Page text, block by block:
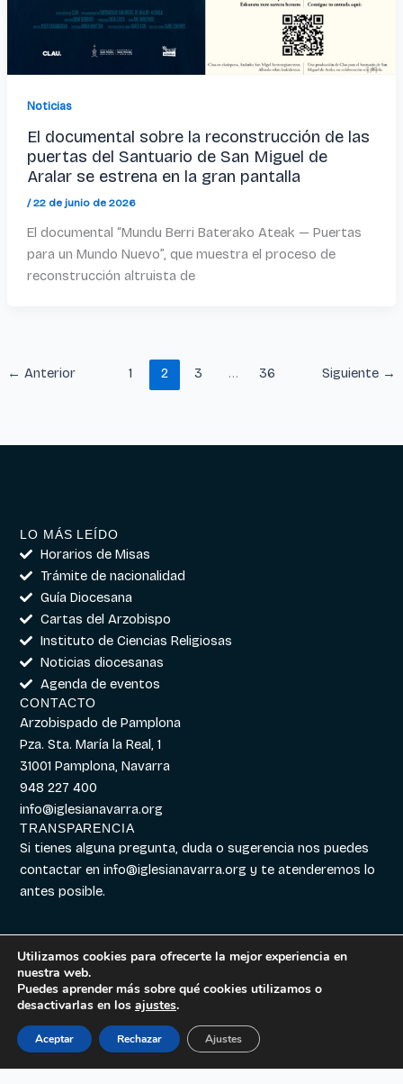
Noticias
El documental sobre la reconstrucción de las
puertas del Santuario de San Miguel de
Aralar se estrena en la gran pantalla
/22 de junio de 2026
El documental “Mundu Berri Baterako Ateak — Puertas
para un Mundo Nuevo”, que muestra el proceso de
reconstrucción altruista de
← Anterior 1 2 3 … 36 Siguiente →
LO MÁS LEÍDO
Horarios de Misas
Trámite de nacionalidad
Guía Diocesana
Cartas del Arzobispo
Instituto de Ciencias Religiosas
Noticias diocesanas
Agenda de eventos
CONTACTO
Arzobispado de Pamplona
Pza. Sta. María la Real, 1
31001 Pamplona, Navarra
948 227 400
info@iglesianavarra.org
TRANSPARENCIA
Si tienes alguna pregunta, duda o sugerencia nos puedes
contactar eninfo@iglesianavarra.org y te atenderemos lo
antes posible.
Aviso legal|
Cookies|Política de
Utilizamos cookies para ofrecerte la mejor experiencia en
nuestra web.
Puedes aprender más sobre qué cookies utilizamos o
desactivarlas en los ajustes.
Aceptar Rechazar Ajustes